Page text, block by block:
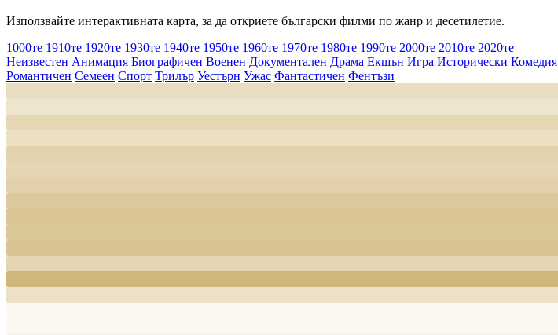
Използвайте интерактивната карта, за да откриете български филми по жанр и десетилетие.
1000те 1910те 1920те 1930те 1940те 1950те 1960те 1970те 1980те 1990те 2000те 2010те 2020те
Неизвестен Анимация Биографичен Военен Документален Драма Екшън Игра Исторически Комедия
Романтичен Семеен Спорт Трилър Уестърн Ужас Фантастичен Фентъзи